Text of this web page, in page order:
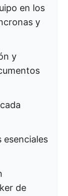
en los
y
y
de